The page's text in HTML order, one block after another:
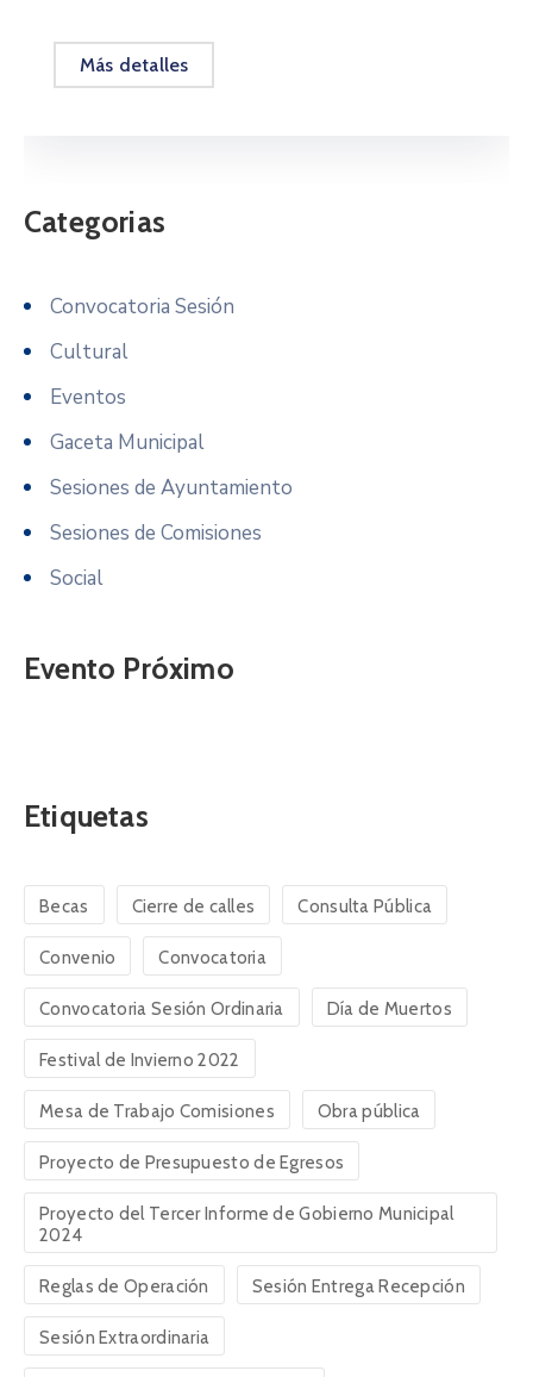
Más detalles
Categorias
Convocatoria Sesión
Cultural
Eventos
Gaceta Municipal
Sesiones de Ayuntamiento
Sesiones de Comisiones
Social
Evento Próximo
Etiquetas
Becas Cierre de calles Consulta Pública
Convenio Convocatoria
Convocatoria Sesión Ordinaria Día de Muertos
Festival de Invierno 2022
Mesa de Trabajo Comisiones Obra pública
Proyecto de Presupuesto de Egresos
Proyecto del Tercer Informe de Gobierno Municipal
2024
Reglas de Operación Sesión Entrega Recepción
Sesión Extraordinaria